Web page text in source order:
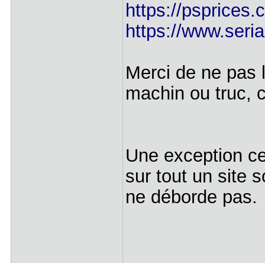
https://
https://
Merci de ne pas
machin ou truc,
Une exception
sur tout un site
ne déborde pas.